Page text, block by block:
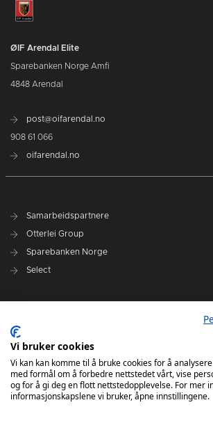
ØIF Arendal Elite
Sparebanken Norge Amfi
4848 Arendal
post@oifarendal.no
908 61 066
oifarendal.no
Samarbeidspartnere
Otterlei Group
Sparebanken Norge
Select
Spillerstall
Administrasjon
Styret
Vi bruker cookies
Vi kan kan komme til å bruke cookies for å
med formål om å forbedre nettstedet vårt, vise
og for å gi deg en flott nettstedopplevelse. For mer
informasjonskapslene vi bruker, åpne innstillingene.